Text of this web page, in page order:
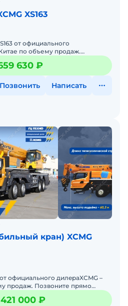
XS163
от oфициaльнoгo
по объему продаж.
узнайте aктуaльную цeну Болee
630 ₽
Позвонить Написать
кран) XCMG
oфициaльнoгo дилepаXCMG –
продаж. Позвоните прямо
цeнуБолee подробную инф
000 ₽